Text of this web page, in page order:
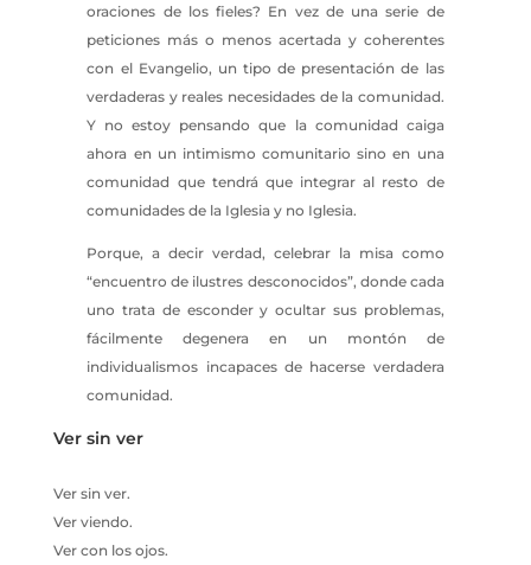
oraciones de los fieles? En vez de una serie de
peticiones más o menos acertada y coherentes
con el Evangelio, un tipo de presentación de las
verdaderas y reales necesidades de la comunidad.
Y no estoy pensando que la comunidad caiga
ahora en un intimismo comunitario sino en una
comunidad que tendrá que integrar al resto de
comunidades de la Iglesia y no Iglesia.
Porque, a decir verdad, celebrar la misa como
“encuentro de ilustres desconocidos”, donde cada
uno trata de esconder y ocultar sus problemas,
fácilmente degenera en un montón de
individualismos incapaces de hacerse verdadera
comunidad.
Ver sin ver
Ver sin ver.
Ver viendo.
Ver con los ojos.